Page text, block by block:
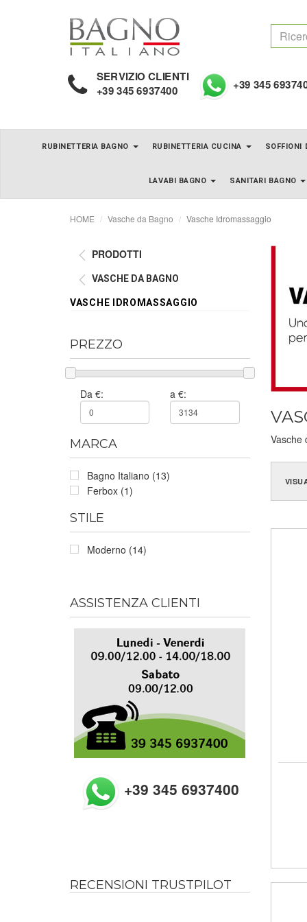
SERVIZIO CLIENTI
+39 345 6937400 +39 345
RUBINETTERIA BAGNO RUBINETTERIA CUCINA SOFFIONI
LAVABI BAGNO SANITARI BAGNO
HOME Vasche da Bagno Vasche Idromassaggio
PRODOTTI
VASCHE DA BAGNO
VASCHE IDROMASSAGGIO
PREZZO
Da €: a €:
MARCA
Bagno Italiano (13)
Ferbox (1)
STILE
Moderno (14)
ASSISTENZA CLIENTI
+39 345 6937400
RECENSIONI TRUSTPILOT
Vasche